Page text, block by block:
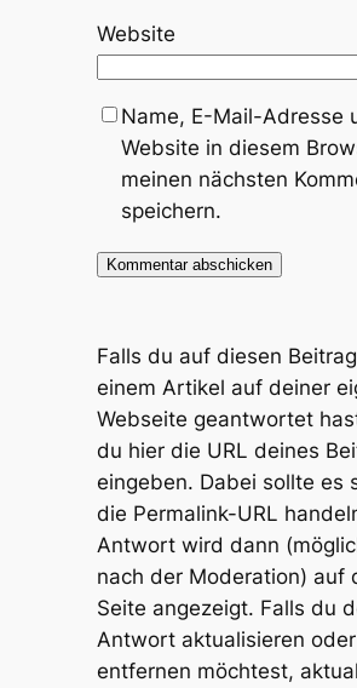
Website
Name, E-Mail-Adresse
Website in diesem
meinen nächsten
speichern.
Falls du auf diesen
einem Artikel auf deiner
Webseite geantwortet
du hier die URL deines
eingeben. Dabei sollte es
die Permalink-URL
Antwort wird dann
nach der Moderation) auf
Seite angezeigt. Falls du
Antwort aktualisieren oder
entfernen möchtest,